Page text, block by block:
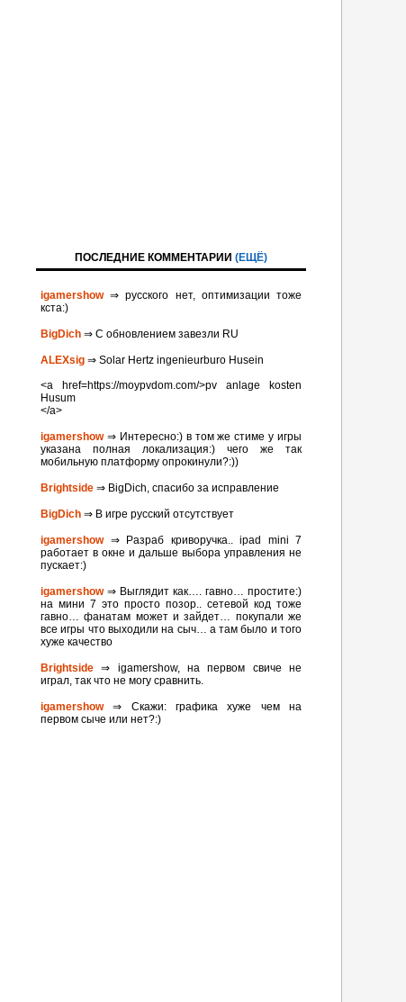
ПОСЛЕДНИЕ КОММЕНТАРИИ (ЕЩЁ)
igamershow⇒ русского нет, оптимизации тоже
кста:)
BigDich ⇒ С обновлением завезли RU
ALEXsig ⇒ Solar Hertz ingenieurburo Husein
<a href=https://moypvdom.com/>pv anlage kosten
Husum
</a>
igamershow⇒ Интересно:) в том же стиме у игры
указана полная локализация:) чего же так
мобильную платформу опрокинули?:))
Brightside ⇒ BigDich, спасибо за исправление
BigDich ⇒ В игре русский отсутствует
igamershow⇒ Разраб криворучка.. ipad mini 7
работает в окне и дальше выбора управления не
пускает:)
igamershow⇒ Выглядит как…. гавно… простите:)
на мини 7 это просто позор.. сетевой код тоже
гавно… фанатам может и зайдет… покупали же
все игры что выходили на сыч… а там было и того
хуже качество
Brightside ⇒ igamershow, на первом свиче не
играл, так что не могу сравнить.
igamershow⇒ Скажи: графика хуже чем на
первом сыче или нет?:)